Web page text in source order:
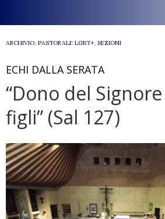
ARCHIVIO, PASTORALE LGBT+, SEZIONI
ECHI DALLA SERATA
“Dono del
figli” (Sal 127)